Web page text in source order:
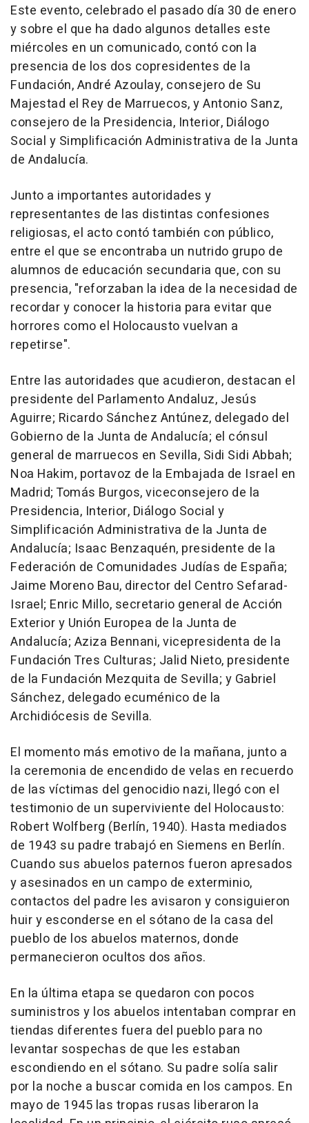
Este evento, celebrado el pasado día 30 de enero
y sobre el que ha dado algunos detalles este
miércoles en un comunicado, contó con la
presencia de los dos copresidentes de la
Fundación, André Azoulay, consejero de Su
Majestad el Rey de Marruecos, y Antonio Sanz,
consejero de la Presidencia, Interior, Diálogo
Social y Simplificación Administrativa de la Junta
de Andalucía.
Junto a importantes autoridades y
representantes de las distintas confesiones
religiosas, el acto contó también con público,
entre el que se encontraba un nutrido grupo de
alumnos de educación secundaria que, con su
presencia, "reforzaban la idea de la necesidad de
recordar y conocer la historia para evitar que
horrores como el Holocausto vuelvan a
repetirse".
Entre las autoridades que acudieron, destacan el
presidente del Parlamento Andaluz, Jesús
Aguirre; Ricardo Sánchez Antúnez, delegado del
Gobierno de la Junta de Andalucía; el cónsul
general de marruecos en Sevilla, Sidi Sidi Abbah;
Noa Hakim, portavoz de la Embajada de Israel en
Madrid; Tomás Burgos, viceconsejero de la
Presidencia, Interior, Diálogo Social y
Simplificación Administrativa de la Junta de
Andalucía; Isaac Benzaquén, presidente de la
Federación de Comunidades Judías de España;
Jaime Moreno Bau, director del Centro Sefarad-
Israel; Enric Millo, secretario general de Acción
Exterior y Unión Europea de la Junta de
Andalucía; Aziza Bennani, vicepresidenta de la
Fundación Tres Culturas; Jalid Nieto, presidente
de la Fundación Mezquita de Sevilla; y Gabriel
Sánchez, delegado ecuménico de la
Archidiócesis de Sevilla.
El momento más emotivo de la mañana, junto a
la ceremonia de encendido de velas en recuerdo
de las víctimas del genocidio nazi, llegó con el
testimonio de un superviviente del Holocausto:
Robert Wolfberg (Berlín, 1940). Hasta mediados
de 1943 su padre trabajó en Siemens en Berlín.
Cuando sus abuelos paternos fueron apresados
y asesinados en un campo de exterminio,
contactos del padre les avisaron y consiguieron
huir y esconderse en el sótano de la casa del
pueblo de los abuelos maternos, donde
permanecieron ocultos dos años.
En la última etapa se quedaron con pocos
suministros y los abuelos intentaban comprar en
tiendas diferentes fuera del pueblo para no
levantar sospechas de que les estaban
escondiendo en el sótano. Su padre solía salir
por la noche a buscar comida en los campos. En
mayo de 1945 las tropas rusas liberaron la